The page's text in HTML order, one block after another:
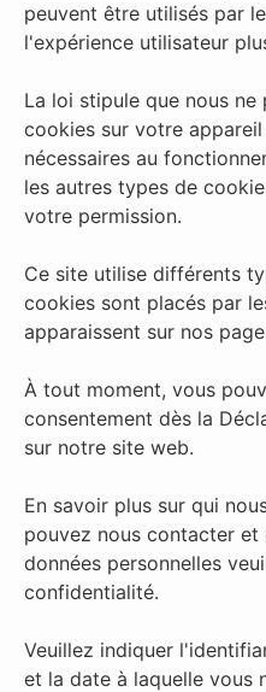
peuvent être utilisés par
l'expérience utilisateur
La loi stipule que nous
cookies sur votre
nécessaires au
les autres types de
votre permission.
Ce site utilise différents
cookies sont placés par
apparaissent sur nos
À tout moment, vous
consentement dès la
sur notre site web.
En savoir plus sur qui
pouvez nous contacter
données personnelles
confidentialité.
Veuillez indiquer
et la date à laquelle vous